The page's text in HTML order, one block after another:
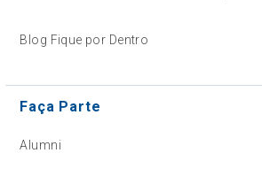
Blog Fique por Dentro
Faça Parte
Alumni